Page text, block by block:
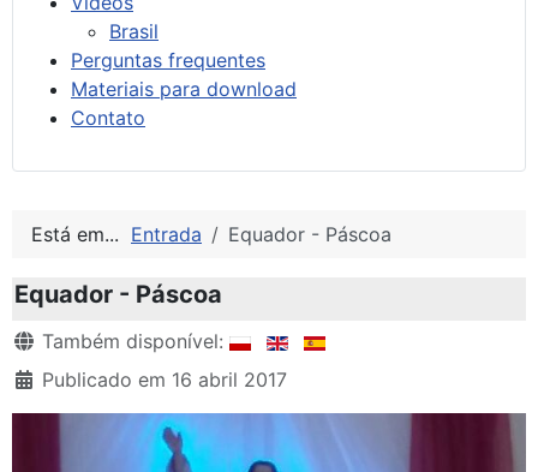
Brasil
Perguntas frequentes
Materiais para download
Contato
Está em... Entrada Equador - Páscoa
Equador - Páscoa
Detalhes
Também disponível:
Publicado em 16 abril 2017